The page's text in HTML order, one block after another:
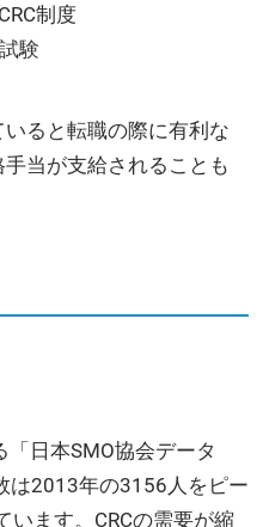
制度
験
ると転職の際に有利な
当が支給されることも
日本SMO協会データ
は2013年の3156人をピー
います。CRCの需要が縮